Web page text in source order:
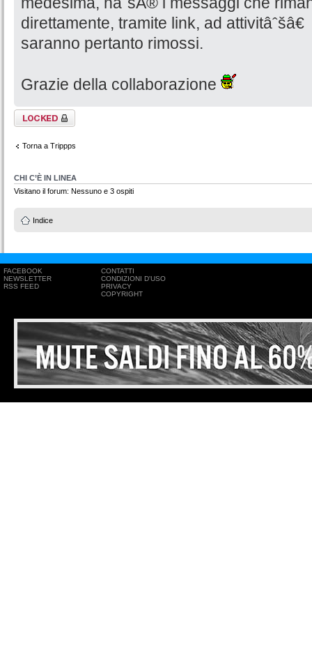
direttamente, tramite link, ad
saranno pertanto rimossi.
Grazie della collaborazione
Argomento
bloccato
Torna a Trippps
CHI C’È IN LINEA
Visitano il forum: Nessuno e 3 ospiti
Indice
FACEBOOK
NEWSLETTER
RSS FEED
CONTATTI
CONDIZIONI D'USO
PRIVACY
COPYRIGHT